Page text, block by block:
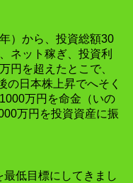
）から、投資総額30
ネット稼ぎ、投資利
円を超えたとこで、
の日本株上昇でへそく
万円を命金（いの
万円を投資資産に振
低目標にしてきまし